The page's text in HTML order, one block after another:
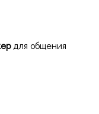
для общения